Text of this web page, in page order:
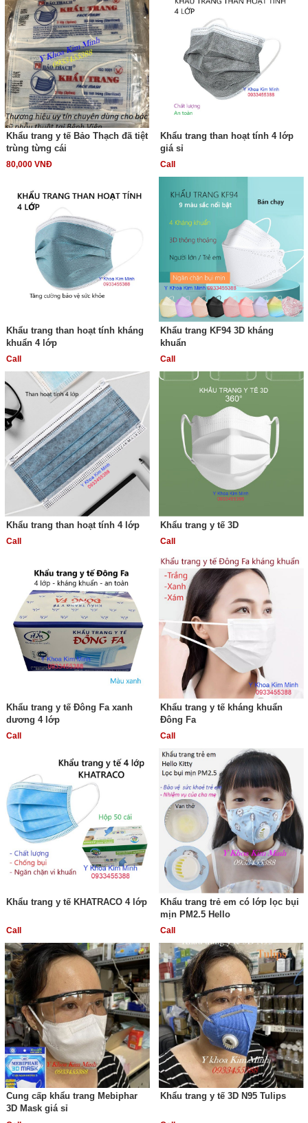
Khẩu trang y tế Bảo Thạch đã tiệt
trùng từng cái
80,000 VNĐ
Khẩu trang than hoạt tính 4 lớp
giá sỉ
Call
Khẩu trang than hoạt tính kháng
khuẩn 4 lớp
Call
Khẩu trang KF94 3D kháng
khuẩn
Call
Khẩu trang than hoạt tính 4 lớp
Call
Khẩu trang y tế 3D
Call
Khẩu trang y tế Đông Fa xanh
dương 4 lớp
Call
Khẩu trang y tế kháng khuẩn
Đông Fa
Call
Khẩu trang y tế KHATRACO 4 lớp
Call
Khẩu trang trẻ em có lớp lọc bụi
mịn PM2.5 Hello
Call
Cung cấp khẩu trang Mebiphar
3D Mask giá sỉ
Khẩu trang y tế 3D N95 Tulips